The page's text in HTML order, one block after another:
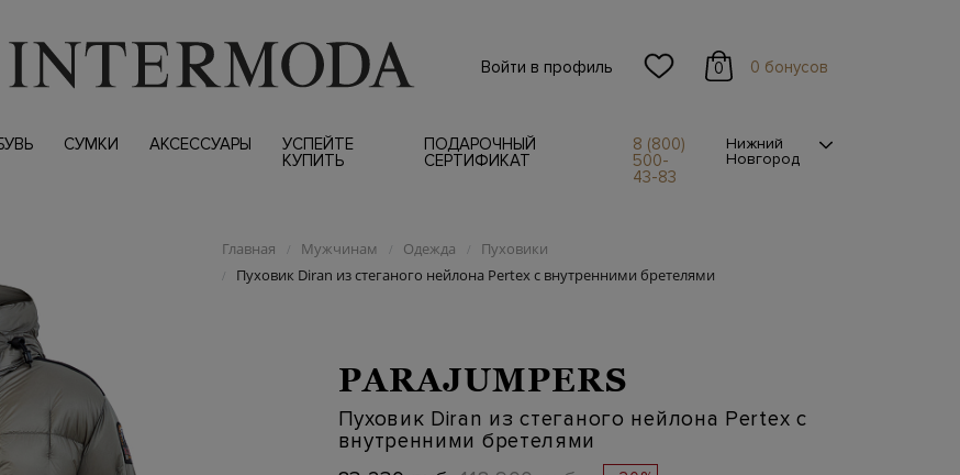
Войти в профиль 0 0 бонусов
СУМКИ АКСЕССУАРЫ
УСПЕЙТЕ
КУПИТЬ
ПОДАРОЧНЫЙ
СЕРТИФИКАТ
8 (800)
500-
43-83
Нижний
Новгород
Главная / Мужчинам / Одежда / Пуховики
/ Пуховик Diran из стеганого нейлона Pertex с внутренними бретелями
PARAJUMPERS
Пуховик Diran из стеганого нейлона Pertex с
внутренними бретелями